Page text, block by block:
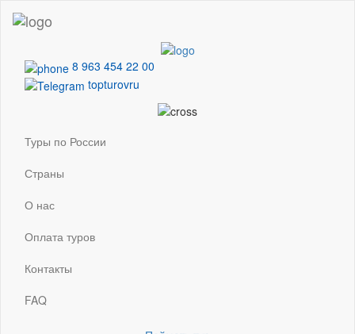
8 963 454 22 00
topturovru
Туры по России
Страны
О нас
Оплата туров
Контакты
FAQ